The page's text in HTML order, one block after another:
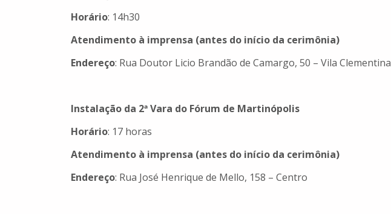
Horário: 14h30
Atendimento à imprensa (antes do início da cerimônia)
Endereço: Rua Doutor Licio Brandão de Camargo, 50 – Vila Clementina
Instalação da 2ª Vara do Fórum de Martinópolis
Horário: 17 horas
Atendimento à imprensa (antes do início da cerimônia)
Endereço: Rua José Henrique de Mello, 158 – Centro